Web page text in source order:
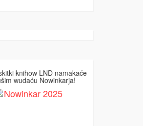
knihow LND namakaće
wudaću Nowinkarja!